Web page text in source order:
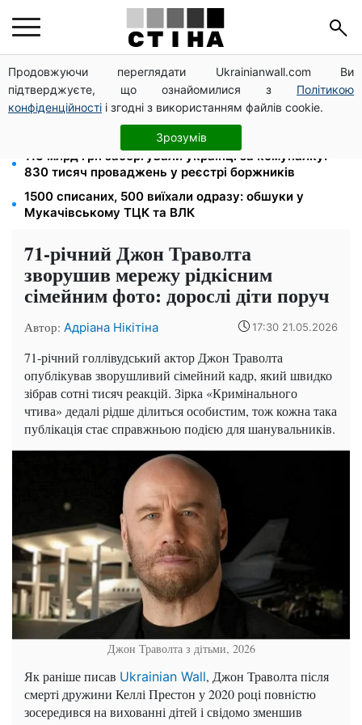
Продовжуючи переглядати Ukrainianwall.com Ви
підтверджуєте, що ознайомилися з Політикою
конфіденційності і згодні з використанням файлів cookie.
Зрозумів
100 000 грн за 18 місяців: Укрзалізниця скасувала
щомісячні виплати мобілізованим
120 грн на день лише на дорогу: кияни масово
звільняються через тариф 30 грн за проїзд
113 млрд грн заборгували українці за комуналку:
830 тисяч проваджень у реєстрі боржників
1500 списаних, 500 виїхали одразу: обшуки у
Мукачівському ТЦК та ВЛК
71-річний Джон Траволта
зворушив мережу рідкісним
сімейним фото: дорослі діти поруч
Автор: Адріана Нікітіна 17:30 21.05.2026
71-річний голлівудський актор Джон Траволта
опублікував зворушливий сімейний кадр, який швидко
зібрав сотні тисяч реакцій. Зірка «Кримінального
чтива» дедалі рідше ділиться особистим, тож кожна така
публікація стає справжньою подією для шанувальників.
Джон Траволта з дітьми, 2026
Як раніше писав Ukrainian Wall, Джон Траволта після
смерті дружини Келлі Престон у 2020 році повністю
зосередився на вихованні дітей і свідомо зменшив